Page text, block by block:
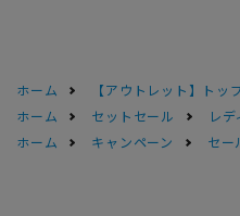
ホーム 【アウトレット】トッ
ホーム
セットセール レ
ホーム
キャンペーン セー